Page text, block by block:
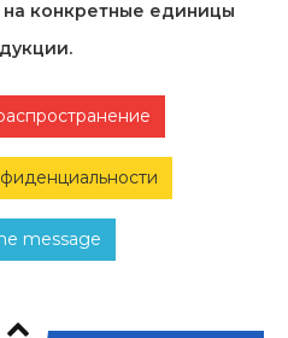
конкретные единицы
message